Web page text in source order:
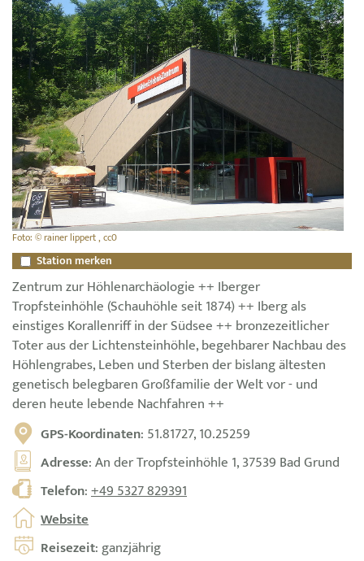
Foto: © rainer lippert , cc0
Station merken
Zentrum zur Höhlenarchäologie ++ Iberger
Tropfsteinhöhle (Schauhöhle seit 1874) ++ Iberg als
einstiges Korallenriff in der Südsee ++ bronzezeitlicher
Toter aus der Lichtensteinhöhle, begehbarer Nachbau des
Höhlengrabes, Leben und Sterben der bislang ältesten
genetisch belegbaren Großfamilie der Welt vor - und
deren heute lebende Nachfahren ++
GPS-Koordinaten: 51.81727, 10.25259
Adresse: An der Tropfsteinhöhle 1, 37539 Bad Grund
Telefon:+49 5327 829391
Website
Reisezeit: ganzjährig